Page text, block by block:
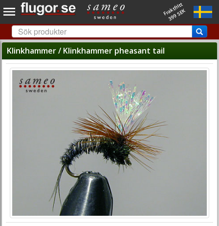
Fraktfritt
399 SEK
Klinkhammer / Klinkhammer pheasant tail